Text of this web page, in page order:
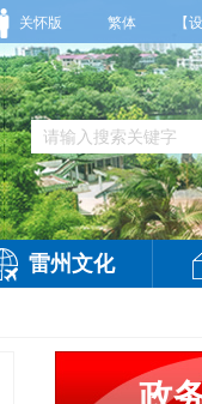
，局部大雨，东南风2～3
关怀版 繁体 【
雷州文化